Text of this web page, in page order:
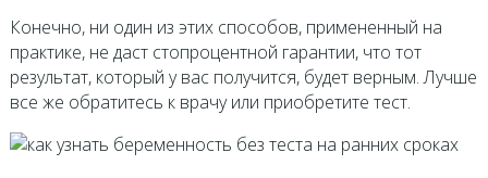
Конечно, ни один из этих способов, примененный на
практике, не даст стопроцентной гарантии, что тот
результат, который у вас получится, будет верным. Лучше
все же обратитесь к врачу или приобретите тест.